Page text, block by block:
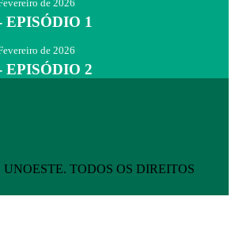
de 2026
EPISÓDIO 1
de 2026
EPISÓDIO 2
UNOESTE. TODOS OS DIREITOS